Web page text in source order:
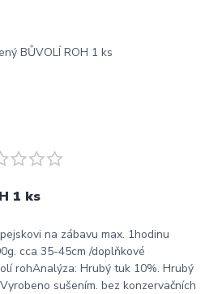
1 ks
na zábavu max. 1hodinu
cca 35-45cm /doplňkové
rohAnalýza: Hrubý tuk 10%. Hrubý
sušením. bez konzervačních